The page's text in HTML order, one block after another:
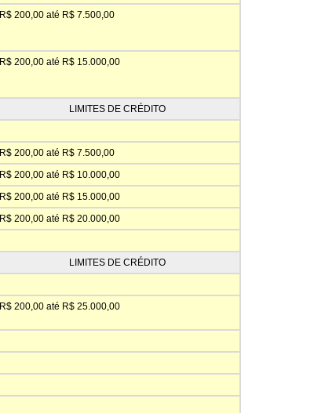
R$ 200,00 até R$ 7.500,00
R$ 200,00 até R$ 15.000,00
LIMITES DE CRÉDITO
R$ 200,00 até R$ 7.500,00
R$ 200,00 até R$ 10.000,00
R$ 200,00 até R$ 15.000,00
R$ 200,00 até R$ 20.000,00
LIMITES DE CRÉDITO
R$ 200,00 até R$ 25.000,00